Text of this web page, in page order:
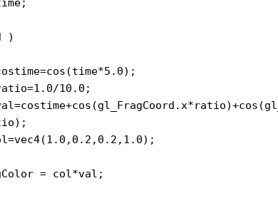
)
e*5.0);
10.0;
(gl_FragCoord.x*ratio)+cos(gl_
io);
2,0.2,1.0);
= col*val;